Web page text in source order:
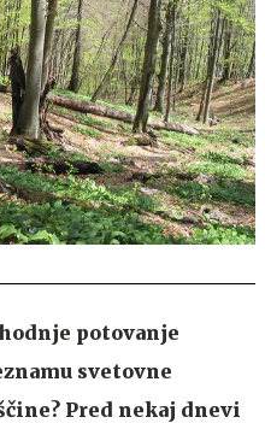
potovanje
svetovne
Pred nekaj dnevi